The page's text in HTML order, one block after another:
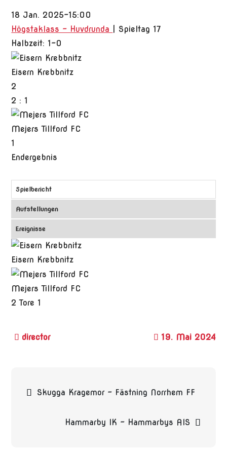
18 Jan. 2025-15:00
Högstaklass - Huvdrunda
| Spieltag 17
Halbzeit: 1-0
Eisern Krebbnitz
2
2 : 1
Mejers Tillford FC
1
Endergebnis
Spielbericht
Aufstellungen
Ereignisse
Eisern Krebbnitz
Mejers Tillford FC
2 Tore 1
19. Mai 2024
Skugga Kragemor – Fästning Norrhem FF
Hammarby IK – Hammarbys AIS